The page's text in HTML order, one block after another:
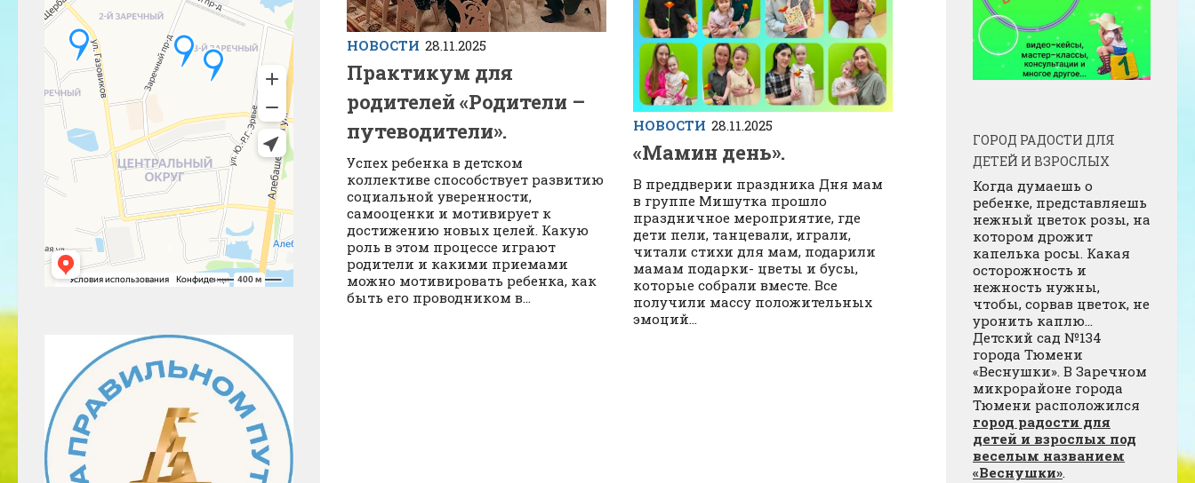
НОВОСТИ 28.11.2025
Практикум для
родителей «Родители –
путеводители».
Успех ребенка в детском
коллективе способствует развитию
социальной уверенности,
самооценки и мотивирует к
достижению новых целей. Какую
роль в этом процессе играют
родители и какими приемами
можно мотивировать ребенка, как
быть его проводником в...
НОВОСТИ 28.11.2025
«Мамин день».
В преддверии праздника Дня мам
в группе Мишутка прошло
праздничное мероприятие, где
дети пели, танцевали, играли,
читали стихи для мам, подарили
мамам подарки- цветы и бусы,
которые собрали вместе. Все
получили массу положительных
эмоций...
ГОРОД РАДОСТИ ДЛЯ
ДЕТЕЙ И ВЗРОСЛЫХ
Когда думаешь о
ребенке, представляешь
нежный цветок розы, на
котором дрожит
капелька росы. Какая
осторожность и
нежность нужны,
чтобы, сорвав цветок, не
уронить каплю…
Детский сад №134
города Тюмени
«Веснушки». В Заречном
микрорайоне города
Тюмени расположился
город радости для
детей и взрослых под
веселым названием
«Веснушки».